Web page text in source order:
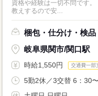
資格や経験は一切不問です。 先輩スタッフが仕事の流れを丁寧に お
教えするので安...
梱包・仕分け・検品
岐阜県関市/関口駅
時給1,550円 交通費一部
5勤2休／3交替 6：30